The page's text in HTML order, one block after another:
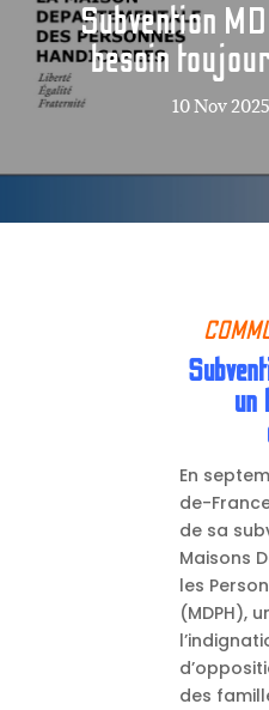
Subvention
besoin
10 Nov 2025
un
En
de-
de sa
Maisons
les
(MDPH),
des